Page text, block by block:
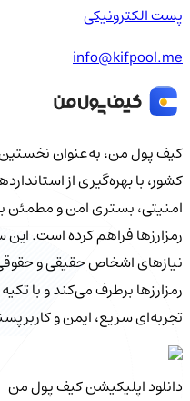
پست الکترونیکی
info@kifpool.me
کیف‌ پول من، به‌عنوان نخستین
کشور، با بهره‌گیری از
امنیتی، بستری امن و مطمئن
رمزارزها فراهم کرده است. این
نیازهای اشخاص حقیقی و حقوقی
رمزارزها برطرف می‌کند و با
تجربه‌ای سریع، ایمن و
دانلود اپلیکیشن کیف‌ پول من